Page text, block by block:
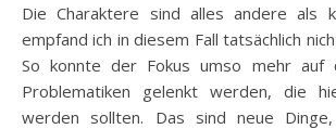
Die Charaktere sind alles andere als
empfand ich in diesem Fall tatsächlich
So konnte der Fokus umso mehr auf
Problematiken gelenkt werden, die
werden sollten. Das sind neue